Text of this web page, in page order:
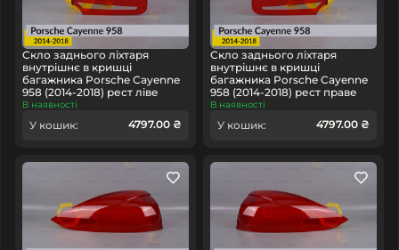
Скло заднього ліхтаря
внутрішнє в кришці
багажника Porsche Cayenne
958 (2014-2018) рест ліве
В наявності
У кошик: 4797.00 ₴
Скло заднього ліхтаря
внутрішнє в кришці
багажника Porsche Cayenne
958 (2014-2018) рест праве
В наявності
У кошик: 4797.00 ₴